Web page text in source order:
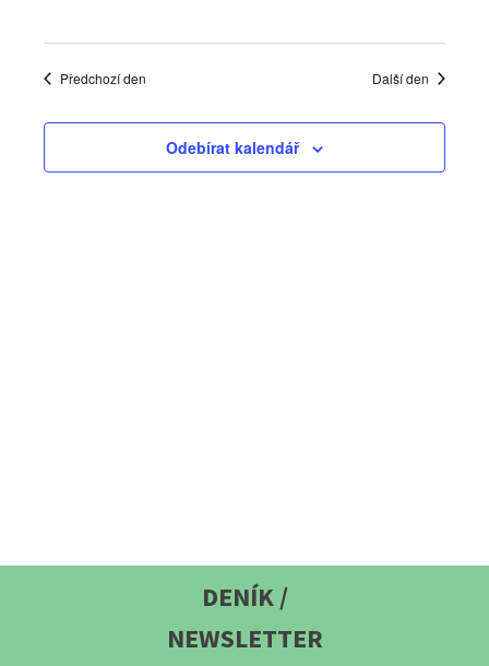
8.
2023
Akce
Předchozí den Další den
Odebírat kalendář
DENÍK /
NEWSLETTER